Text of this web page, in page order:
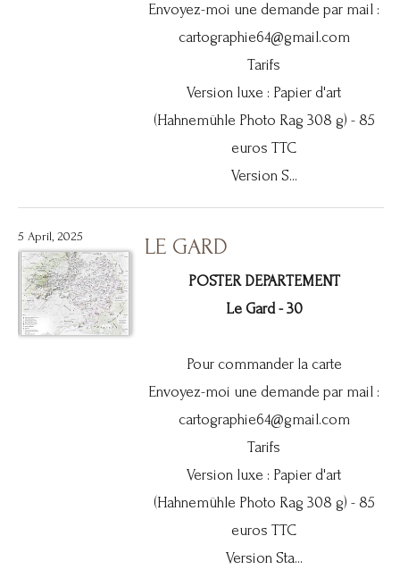
Envoyez-moi une demande par mail :
cartographie64@gmail.com
Tarifs
Version luxe : Papier d'art
(Hahnemühle Photo Rag 308 g) - 85
euros TTC
Version S...
5 April, 2025 LE GARD
POSTER DEPARTEMENT
Le Gard - 30
Pour commander la carte
Envoyez-moi une demande par mail :
cartographie64@gmail.com
Tarifs
Version luxe : Papier d'art
(Hahnemühle Photo Rag 308 g) - 85
euros TTC
Version Sta...